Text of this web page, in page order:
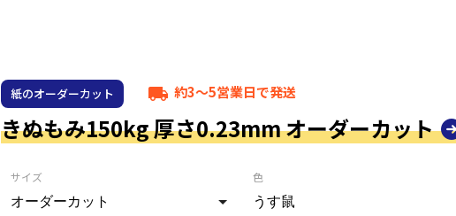
紙のオーダーカット local_shipping 約3～5営業日で発送
きぬもみ150kg 厚さ0.23mm オーダーカット
サイズ 色